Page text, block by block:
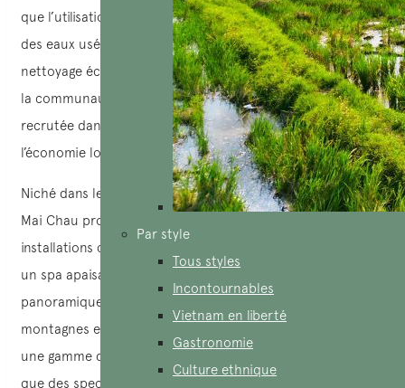
Par style
Tous styles
Incontournables
Vietnam en liberté
Gastronomie
Culture ethnique
que l’utilisation d’énergies propres, un système de gestion
des eaux usées respectueux et l’emploi de produits de
nettoyage écologiques. L’écolodge s’intègre étroitement à
la communauté locale : la majorité du personnel est
recrutée dans les villages avoisinants, favorisant ainsi
l’économie locale.
Niché dans le charmant village de Na Phon, le complexe
Mai Chau propose 43 chambres confortables. Les
installations comprennent un restaurant gastronomique,
un spa apaisant, une piscine rafraîchissante et un bar
panoramique offrant une vue spectaculaire sur les
montagnes environnantes. En plus de ces équipements,
une gamme d’activités est proposée aux visiteurs, telles
que des spectacles de danses traditionnelles, des